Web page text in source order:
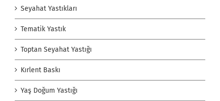
Seyahat Yastıkları
Tematik Yastık
Toptan Seyahat Yastığı
Kırlent Baskı
Yaş Doğum Yastığı